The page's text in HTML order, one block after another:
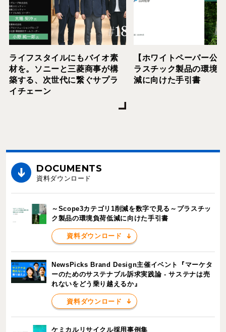
ライフスタイルにもバイオ素
材を。ソニーと三菱商事が構
築する、次世代に繋ぐサプラ
イチェーン
【ホワイトペーパー公
ラスチック製品の環境
減に向けた手引書
DOCUMENTS
資料ダウンロード
～Scope3カテゴリ1削減を数字で見る～プラスチッ
ク製品の環境負荷低減に向けた手引書
資料ダウンロード
NewsPicks Brand Design主催イベント『マーケタ
ーのためのサステナブル訴求実践論 - サステナは売
れないをどう乗り越えるか』
資料ダウンロード
ケミカルリサイクル採用事例集